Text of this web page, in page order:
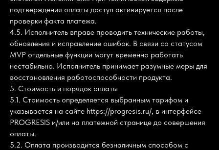
подтверждения оплаты доступ активируется после
проверки факта платежа.
4.5. Исполнитель вправе проводить технические работы,
обновления и исправление ошибок. В связи со статусом
MVP отдельные функции могут временно работать
нестабильно. Исполнитель принимает разумные меры для
восстановления работоспособности продукта.
5. Стоимость и порядок оплаты
5.1. Стоимость определяется выбранным тарифом и
указывается на сайте https://progresis.ru/, в интерфейсе
PROGRESIS и/или на платежной странице до совершения
оплаты.
5.2. Оплата производится безналичным способом с